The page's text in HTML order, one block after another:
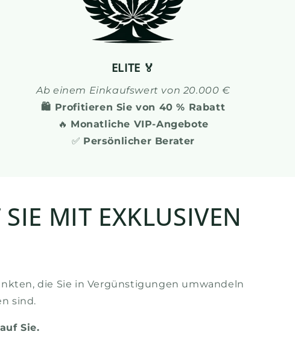
ELITE 🏅
Ab einem Einkaufswert von 20.000 €
🛍️ Profitieren Sie von 40 % Rabatt
🔥 Monatliche VIP-Angebote
✅ Persönlicher Berater
MIT EXKLUSIVEN
die Sie in Vergünstigungen umwandeln
sind.
Sie.